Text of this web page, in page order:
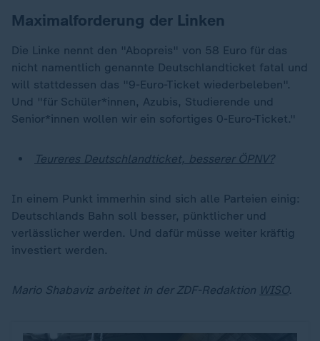
Maximalforderung der Linken
Die Linke nennt den "Abopreis" von 58 Euro für das
nicht namentlich genannte Deutschlandticket fatal und
will stattdessen das "9-Euro-Ticket wiederbeleben".
Und "für Schüler*innen, Azubis, Studierende und
Senior*innen wollen wir ein sofortiges 0-Euro-Ticket."
Teureres Deutschlandticket, besserer ÖPNV?
In einem Punkt immerhin sind sich alle Parteien einig:
Deutschlands Bahn soll besser, pünktlicher und
verlässlicher werden. Und dafür müsse weiter kräftig
investiert werden.
Mario Shabaviz arbeitet in der ZDF-Redaktion WISO.